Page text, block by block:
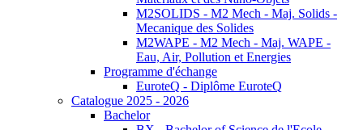
M2SOLIDS - M2 Mech - Maj. Solids -
Mecanique des Solides
M2WAPE - M2 Mech - Maj. WAPE -
Eau, Air, Pollution et Energies
Programme d'échange
EuroteQ - Diplôme EuroteQ
Catalogue 2025 - 2026
Bachelor